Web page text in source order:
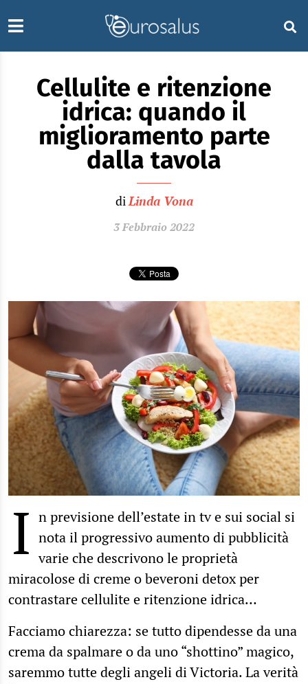
Cellulite e ritenzione
idrica: quando il
miglioramento parte
dalla tavola
diLinda Vona
3 Febbraio 2022
I n previsione dell’estate in tv e sui social si
nota il progressivo aumento di pubblicità
varie che descrivono le proprietà
miracolose di creme o beveroni detox per
contrastare cellulite e ritenzione idrica…
Facciamo chiarezza: se tutto dipendesse da una
crema da spalmare o da uno “shottino” magico,
saremmo tutte degli angeli di Victoria. La verità